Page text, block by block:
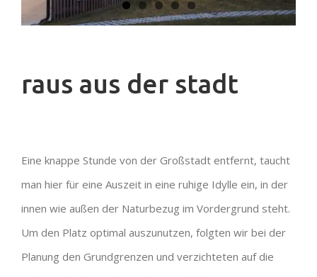
raus aus der stadt
Eine knappe Stunde von der Großstadt entfernt, taucht
man hier für eine Auszeit in eine ruhige Idylle ein, in der
innen wie außen der Naturbezug im Vordergrund steht.
Um den Platz optimal auszunutzen, folgten wir bei der
Planung den Grundgrenzen und verzichteten auf die